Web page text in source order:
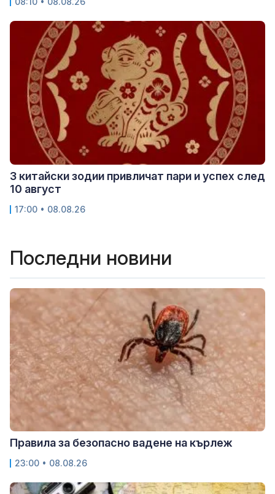
3 китайски зодии привличат пари и успех след
10 август
17:00 • 08.08.26
Последни новини
Правила за безопасно вадене на кърлеж
23:00 • 08.08.26